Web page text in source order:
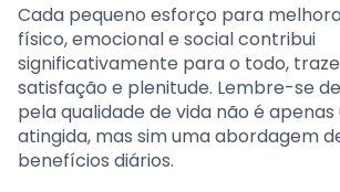
Cada pequeno esforço para
físico, emocional e social contribui
significativamente para o todo,
satisfação e plenitude. Lembre-se
pela qualidade de vida não é
atingida, mas sim uma abordagem
benefícios diários.